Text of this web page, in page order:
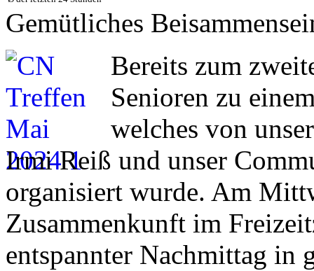
Gemütliches
Bereits zum
Senioren zu
welches von
Irmi Reiß und unser
organisiert wurde. Am
Zusammenkunft im
entspannter Nachmittag in